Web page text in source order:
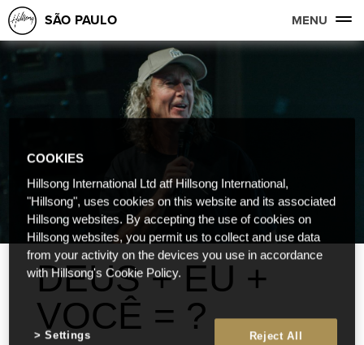
SÃO PAULO MENU
DEUS + EU +
VOCÊ = ?
COOKIES
Hillsong International Ltd atf Hillsong International,
"Hillsong", uses cookies on this website and its associated
Hillsong websites. By accepting the use of cookies on
Hillsong websites, you permit us to collect and use data
from your activity on the devices you use in accordance
with Hillsong's Cookie Policy.
Reject All
Settings